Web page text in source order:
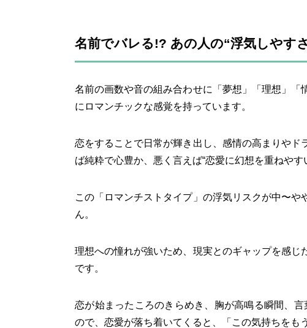
名前でバレる!? あの人の“浮気しやす
名前の画数や音の組み合わせに「夢想」「理想」
にロマンチックな感覚を持っています。
恋をすることで日常が輝き出し、感情の高まりやド
ば純粋で心豊か、悪く言えば“恋愛に幻想を重ねやす
この「ロマンチストタイプ」の浮気リスクが中〜
ん。
理想への憧れが強いため、現実とのギャップを感
です。
恋が始まったころのきらめき、胸が高鳴る瞬間、
ので、恋愛が落ち着いてくると、「この気持ちをも